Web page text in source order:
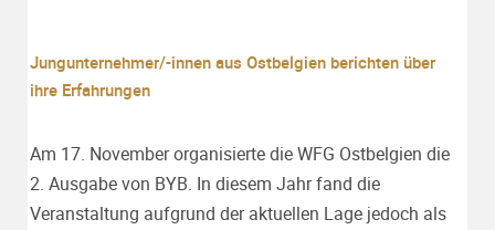
Jungunternehmer/-innen aus Ostbelgien berichten über
ihre Erfahrungen
Am 17. November organisierte die WFG Ostbelgien die
2. Ausgabe von BYB. In diesem Jahr fand die
Veranstaltung aufgrund der aktuellen Lage jedoch als